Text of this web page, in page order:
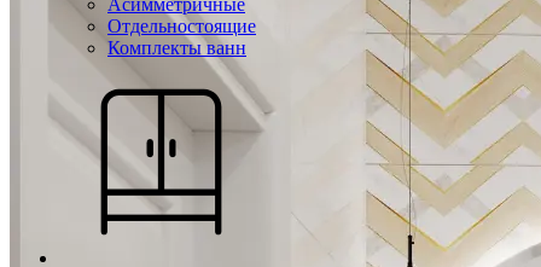
Асимметричные
Отдельностоящие
Комплекты ванн